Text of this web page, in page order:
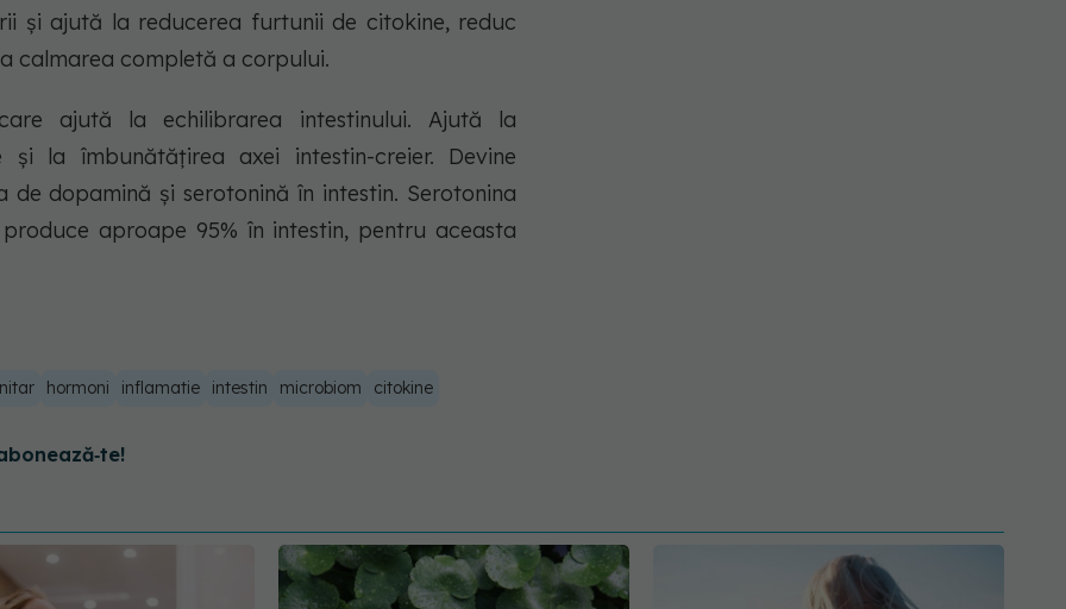
și ajută la reducerea furtunii de citokine, reduc
calmarea completă a corpului.
ajută la echilibrarea intestinului. Ajută la
și la îmbunătățirea axei intestin-creier. Devine
dopamină și serotonină în intestin. Serotonina
aproape 95% în intestin, pentru aceasta
hormoni inflamatie intestin microbiom citokine